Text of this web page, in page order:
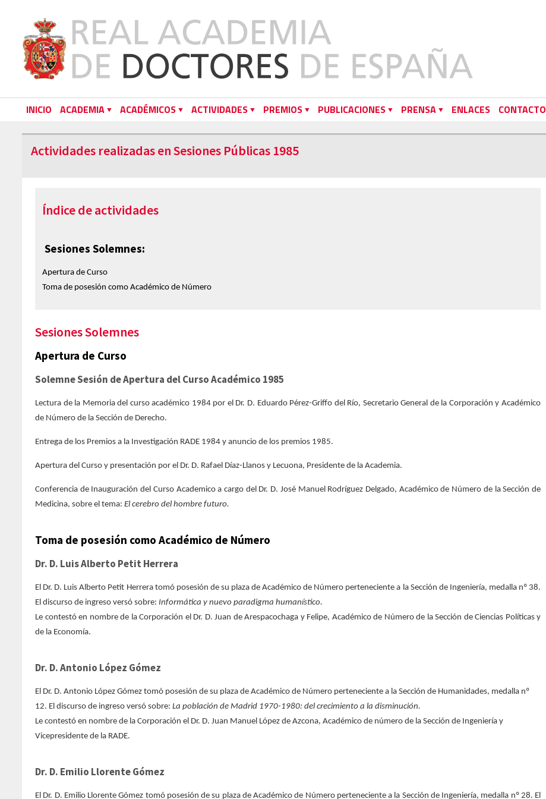
INICIO ACADEMIA ACADÉMICOS ACTIVIDADES PREMIOS PUBLICACIONES PRENSA ENLACES CONTACTO
Actividades realizadas en Sesiones Públicas 1985
Índice de actividades
Sesiones Solemnes:
Apertura de Curso
Toma de posesión como Académico de Número
Sesiones Solemnes
Apertura de Curso
Solemne Sesión de Apertura del Curso Académico 1985
Lectura de la Memoria del curso académico 1984 por el Dr. D. Eduardo Pérez-Griffo del Río, Secretario General de la Corporación y Académico
de Número de la Sección de Derecho.
Entrega de los Premios a la Investigación RADE 1984 y anuncio de los premios 1985.
Apertura del Curso y presentación por el Dr. D. Rafael Díaz-Llanos y Lecuona, Presidente de la Academia.
Conferencia de Inauguración del Curso Academico a cargo del Dr. D. José Manuel Rodríguez Delgado, Académico de Número de la Sección de
Medicina, sobre el tema: El cerebro del hombre futuro.
Toma de posesión como Académico de Número
Dr. D. Luis Alberto Petit Herrera
El Dr. D. Luis Alberto Petit Herrera tomó posesión de su plaza de Académico de Número perteneciente a la Sección de Ingeniería, medalla nº 38.
El discurso de ingreso versó sobre: Informática y nuevo paradigma humanístico.
Le contestó en nombre de la Corporación el Dr. D. Juan de Arespacochaga y Felipe, Académico de Número de la Sección de Ciencias Políticas y
de la Economía.
Dr. D. Antonio López Gómez
El Dr. D. Antonio López Gómez tomó posesión de su plaza de Académico de Número perteneciente a la Sección de Humanidades, medalla nº
12. El discurso de ingreso versó sobre: La población de Madrid 1970-1980: del crecimiento a la disminución.
Le contestó en nombre de la Corporación el Dr. D. Juan Manuel López de Azcona, Académico de número de la Sección de Ingeniería y
Vicepresidente de la RADE.
Dr. D. Emilio Llorente Gómez
El Dr. D. Emilio Llorente Gómez tomó posesión de su plaza de Académico de Número perteneciente a la Sección de Ingeniería, medalla nº 28. El